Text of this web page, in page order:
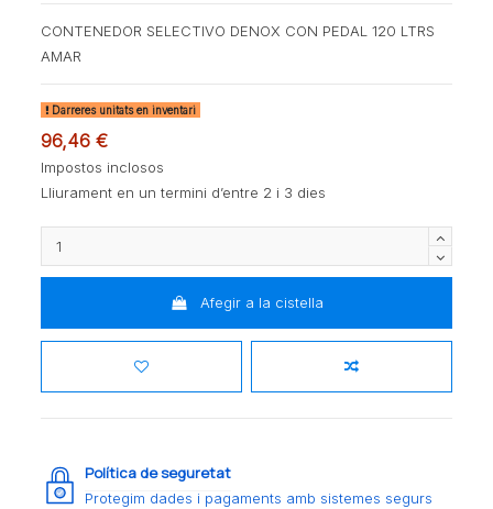
CONTENEDOR SELECTIVO DENOX CON PEDAL 120 LTRS
AMAR
Darreres unitats en inventari
96,46 €
Impostos inclosos
Lliurament en un termini d’entre 2 i 3 dies
Afegir a la cistella
Política de seguretat
Protegim dades i pagaments amb sistemes segurs